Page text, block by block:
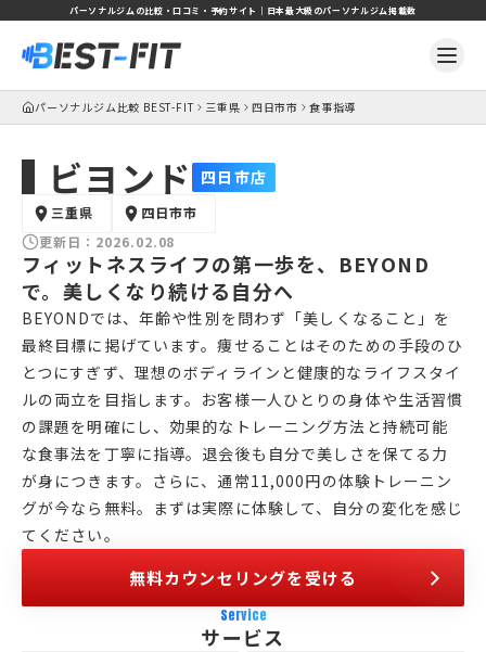
パーソナルジムの比較・口コミ・予約サイト｜日本最大級のパーソナルジム掲載数
パーソナルジム比較 BEST-FIT 三重県 四日市市 食事指導
ビヨンド 四日市店
三重県
四日市市
更新日： 2026.02.08
フィットネスライフの第一歩を、BEYOND
で。美しくなり続ける自分へ
BEYONDでは、年齢や性別を問わず「美しくなること」を
最終目標に掲げています。痩せることはそのための手段のひ
とつにすぎず、理想のボディラインと健康的なライフスタイ
ルの両立を目指します。お客様一人ひとりの身体や生活習慣
の課題を明確にし、効果的なトレーニング方法と持続可能
な食事法を丁寧に指導。退会後も自分で美しさを保てる力
が身につきます。さらに、通常11,000円の体験トレーニン
グが今なら無料。まずは実際に体験して、自分の変化を感じ
てください。
無料カウンセリングを受ける
Service
サービス